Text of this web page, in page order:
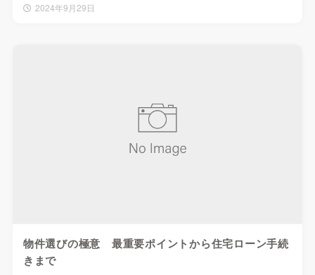
2024年9月29日
物件選びの極意 最重要ポイントから住宅ローン手続
きまで